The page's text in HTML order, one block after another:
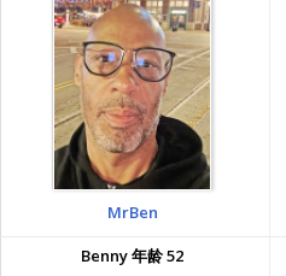
MrBen
Benny 年龄 52